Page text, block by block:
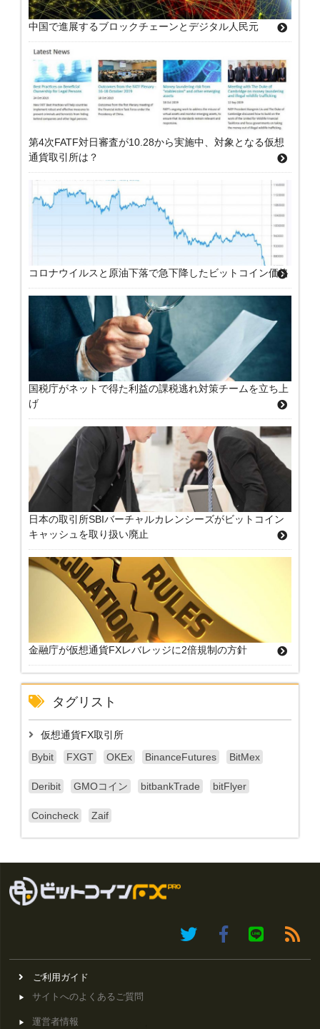
中国で進展するブロックチェーンとデジタル人民元
第4次FATF対日審査が10.28から実施中、対象となる仮想
通貨取引所は？
コロナウイルスと原油下落で急下降したビットコイン価格
国税庁がネットで得た利益の課税逃れ対策チームを立ち上
げ
日本の取引所SBIバーチャルカレンシーズがビットコイン
キャッシュを取り扱い廃止
金融庁が仮想通貨FXレバレッジに2倍規制の方針
タグリスト
仮想通貨FX取引所
Bybit
FXGT OKEx BinanceFutures BitMex
Deribit GMOコイン bitbankTrade bitFlyer
Coincheck Zaif
ご利用ガイド
サイトへのよくあるご質問
運営者情報